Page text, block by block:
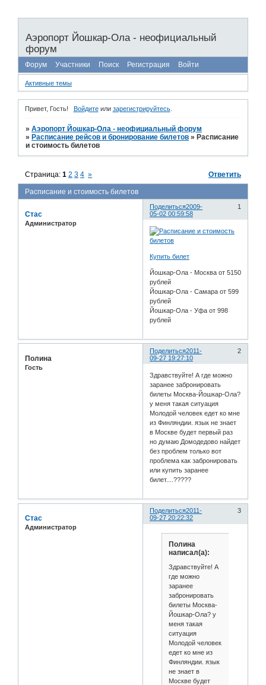
Аэропорт Йошкар-Ола - неофициальный
форум
Форум Участники Поиск Регистрация Войти
Активные темы
Привет, Гость! Войдитеили зарегистрируйтесь.
»Аэропорт Йошкар-Ола - неофициальный форум
» Расписание рейсов и бронирование билетов » Расписание
и стоимость билетов
Расписание и стоимость билетов
Страница:1 2 3 4 » Ответить
Поделиться 1
2009-
05-02 00:59:58
Стас
Администратор
Купить билет
Йошкар-Ола - Москва от 5150
рублей
Йошкар-Ола - Самара от 599
рублей
Йошкар-Ола - Уфа от 998
рублей
Поделиться 2
2011-
09-27 19:27:10
Полина
Гость
Здравствуйте! А где можно
заранее забронировать
билеты Москва-Йошкар-Ола?
у меня такая ситуация
Молодой человек едет ко мне
из Финляндии. язык не знает
в Москве будет первый раз
но думаю Домодедово найдет
без проблем только вот
проблема как забронировать
или купить заранее
билет....?????
Поделиться 3
2011-
09-27 20:22:32
Стас
Администратор
Полина
написал(а):
Здравствуйте! А
где можно
заранее
забронировать
билеты Москва-
Йошкар-Ола? у
меня такая
ситуация
Молодой человек
едет ко мне из
Финляндии. язык
не знает в
Москве будет